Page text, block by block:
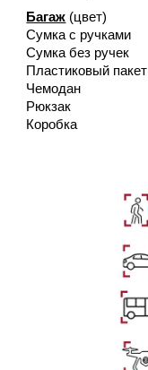
Багаж (цвет)
Сумка с ручками
Сумка без ручек
Пластиковый пакет
Чемодан
Рюкзак
Коробка